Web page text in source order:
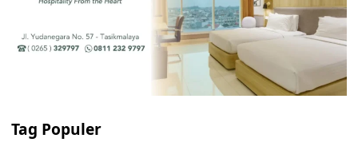
Tag Populer